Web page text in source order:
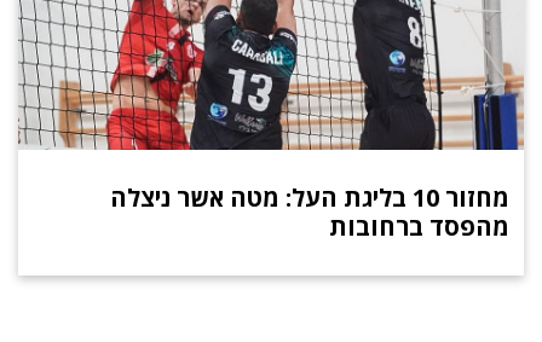
מחזור 10 בליגת העל: מטה אשר ניצלה
מהפסד ברחובות